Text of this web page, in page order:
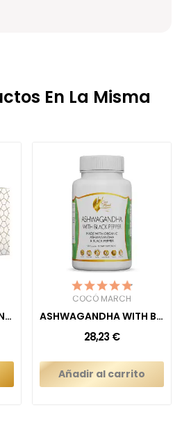
En La Misma
MOLECULAR ECO CLEAN DRYER SHEET SWEET HONEY
COCÓ MARCH
ASHWAGANDHA WITH BLACK PEPPER
28,23 €
Añadir al carrito